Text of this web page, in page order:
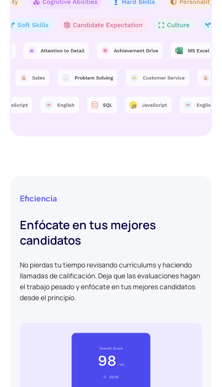
Eficiencia
Enfócate en tus mejores
candidatos
No pierdas tu tiempo revisando currículums y haciendo
llamadas de calificación. Deja que las evaluaciones hagan
el trabajo pesado y enfócate en tus mejores candidatos
desde el principio.